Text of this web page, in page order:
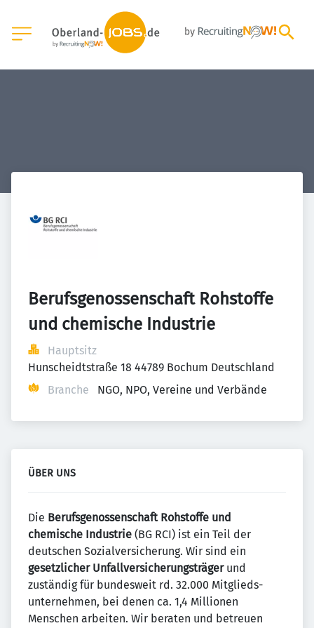
Berufsgenossenschaft Rohstoffe
und chemische Industrie
Hauptsitz
Hunscheidtstraße 18 44789 Bochum Deutschland
Branche
NGO, NPO, Vereine und Verbände
ÜBER UNS
Die Berufs­genossenschaft Rohstoffe und
chemische Industrie (BG RCI) ist ein Teil der
deutschen Sozial­versicherung. Wir sind ein
gesetzlicher Unfall­versicherungs­trägerund
zuständig für bundes­weit rd. 32.000 Mitglieds­
unternehmen, bei denen ca. 1,4 Millionen
Menschen arbeiten. Wir beraten und betreuen